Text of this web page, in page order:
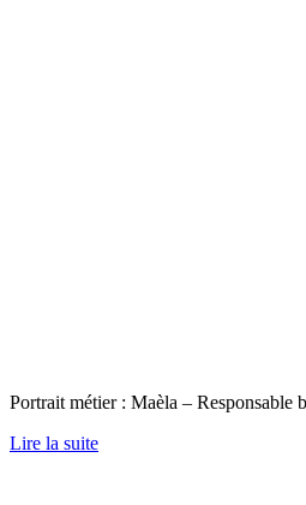
Portrait métier : Maèla – Responsable
Lire la suite